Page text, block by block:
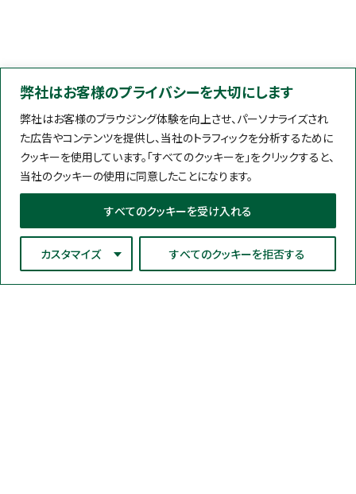
弊社はお客様のプライバシーを大切にします
弊社はお客様のブラウジング体験を向上させ、パーソナライズされ
た広告やコンテンツを提供し、当社のトラフィックを分析するために
クッキーを使用しています。「すべてのクッキーを」をクリックすると、
当社のクッキーの使用に同意したことになります。
カスタマイズ すべてのクッキーを拒否する
すべてのクッキーを受け入れる